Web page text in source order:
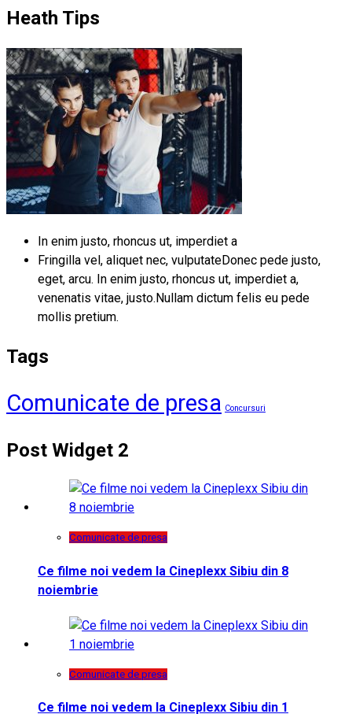
Heath Tips
In enim justo, rhoncus ut, imperdiet a
Fringilla vel, aliquet nec, vulputateDonec pede justo,
eget, arcu. In enim justo, rhoncus ut, imperdiet a,
venenatis vitae, justo.Nullam dictum felis eu pede
mollis pretium.
Tags
Comunicate de presa Concursuri
Post Widget 2
Comunicate de presa
Ce filme noi vedem la Cineplexx Sibiu din 8
noiembrie
Comunicate de presa
Ce filme noi vedem la Cineplexx Sibiu din 1